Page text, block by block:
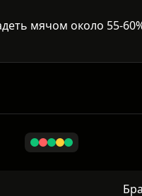
мячом около 55-
полузащитников.